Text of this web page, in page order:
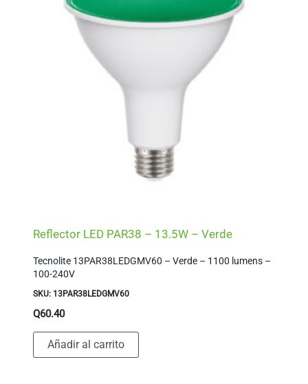
Reflector LED PAR38 – 13.5W – Verde
Tecnolite 13PAR38LEDGMV60 – Verde – 1100 lumens –
100-240V
SKU: 13PAR38LEDGMV60
Q60.40
Añadir al carrito